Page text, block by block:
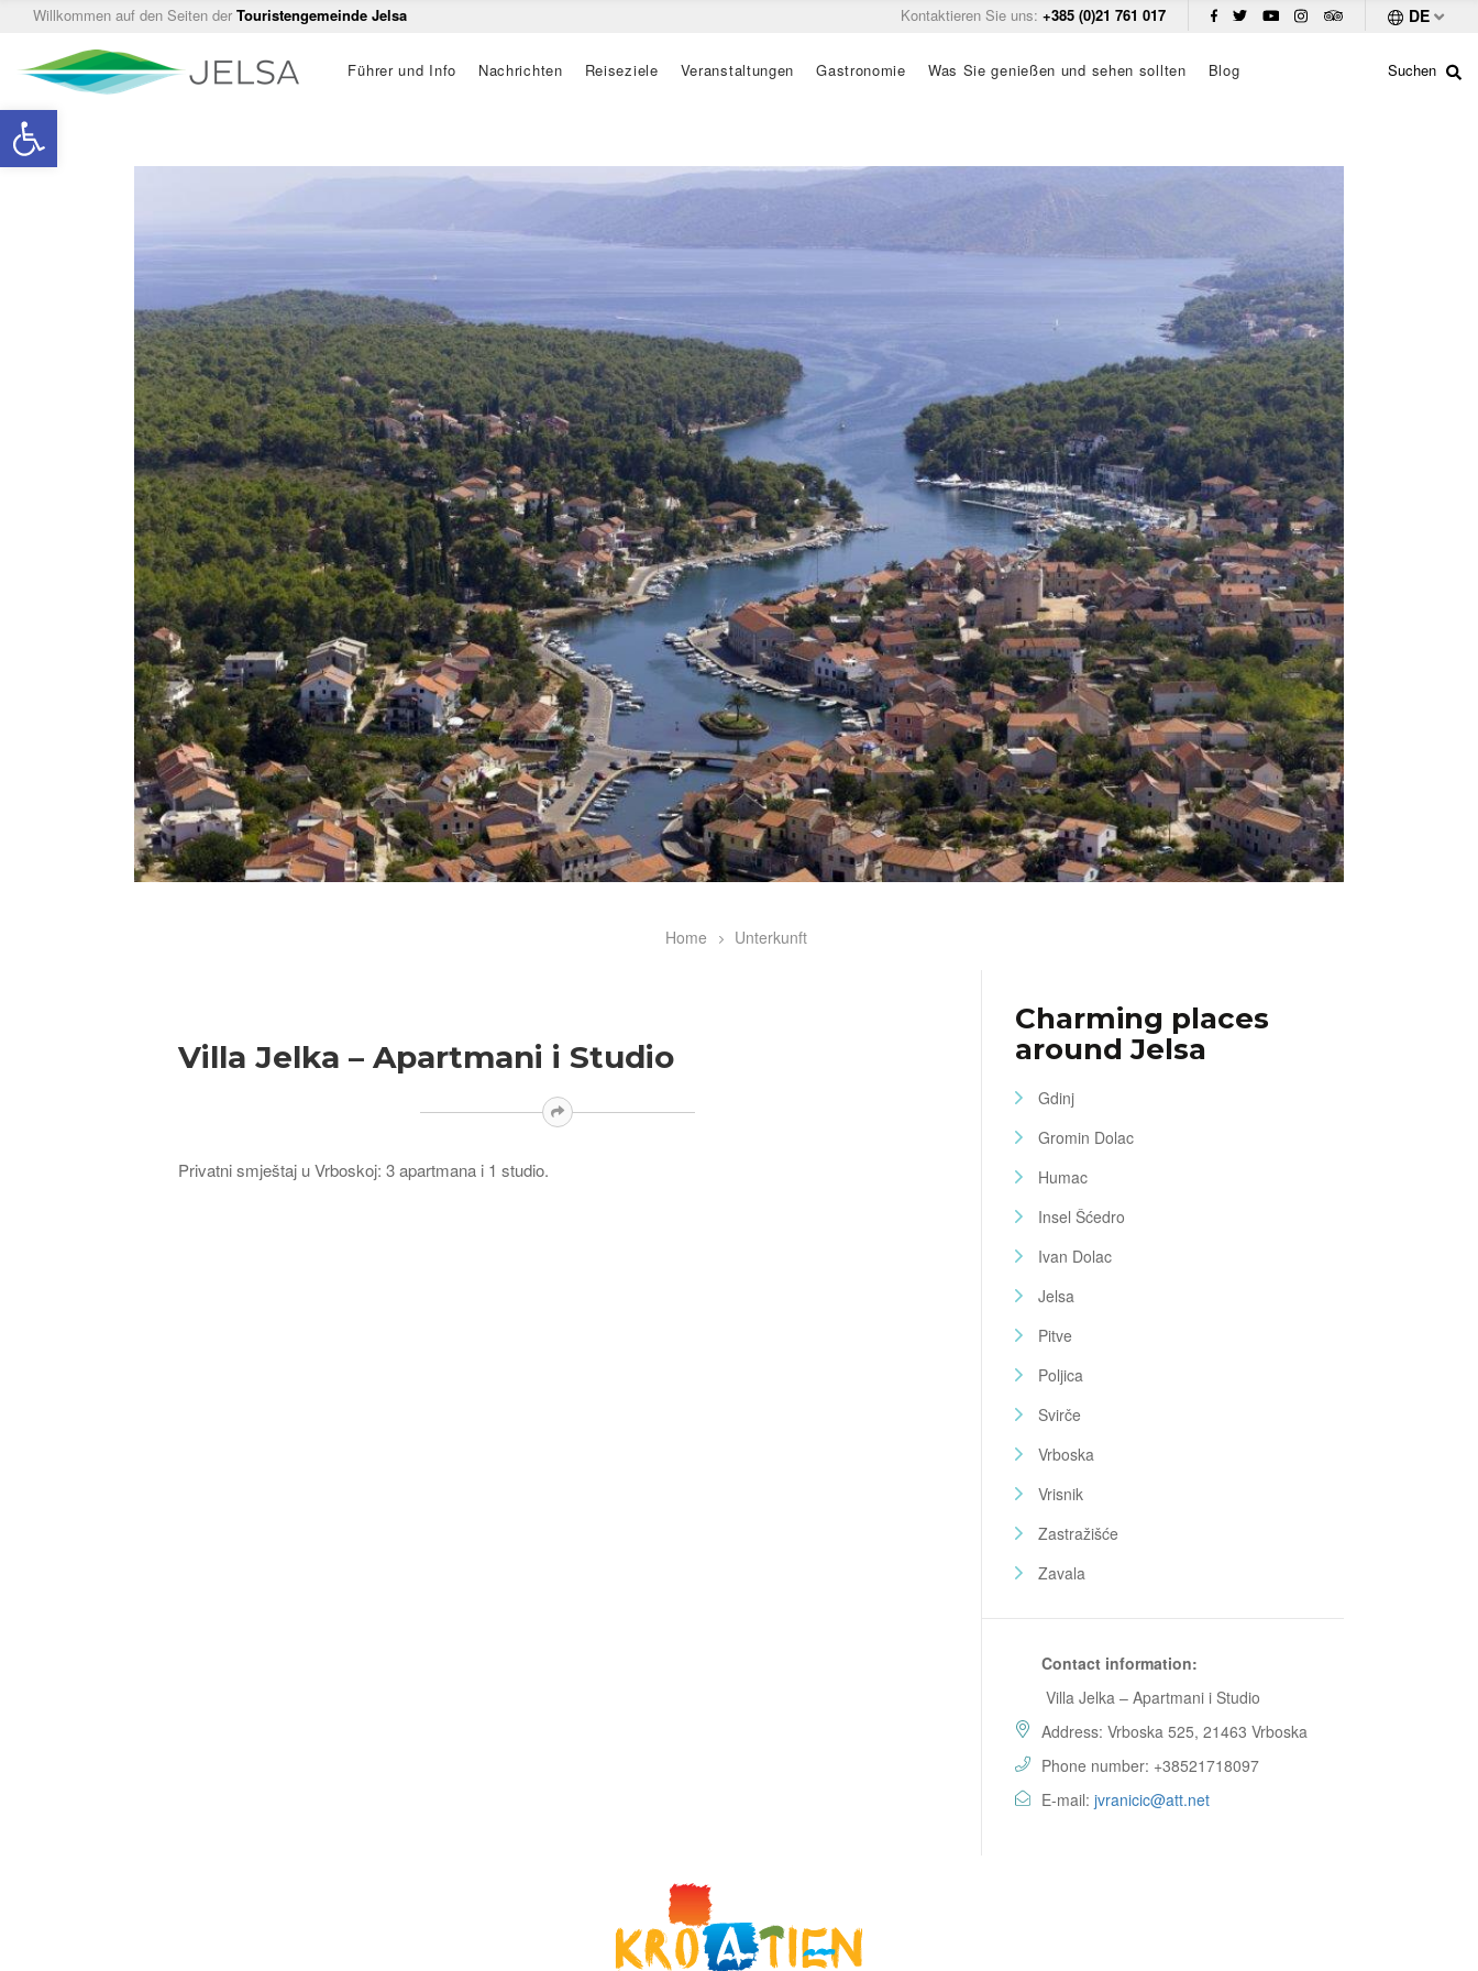
Open toolbar
Willkommen auf den Seiten der Touristengemeinde Jelsa DE
Kontaktieren Sie uns: +385 (0)21 761 017
Suchen
Main
Führer und Info Nachrichten Reiseziele Veranstaltungen Gastronomie Was Sie genießen und sehen sollten Blog
Home Unterkunft
Villa Jelka – Apartmani i Studio
Privatni smještaj u Vrboskoj: 3 apartmana i 1 studio.
Charming places
around Jelsa
Gdinj
Gromin Dolac
Humac
Insel Šćedro
Ivan Dolac
Jelsa
Pitve
Poljica
Svirče
Vrboska
Vrisnik
Zastražišće
Zavala
Contact information:
Villa Jelka – Apartmani i Studio
Address: Vrboska 525, 21463 Vrboska
Phone number: +38521718097
E-mail: jvranicic@att.net